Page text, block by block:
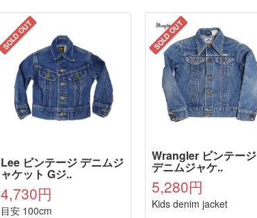
SOLD OUT
Lee ビンテージ デニムジ
ャケット Gジ..
4,730円
目安 100cm
SOLD OUT
Wrangler ビンテージ
デニムジャケ..
5,280円
Kids denim jacket